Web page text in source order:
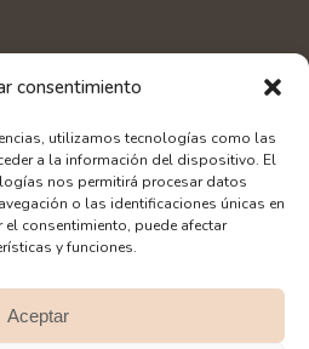
consentimiento
utilizamos tecnologías como las
a la información del dispositivo. El
nos permitirá procesar datos
o las identificaciones únicas en
consentimiento, puede afectar
y funciones.
Aceptar
EN REDES: